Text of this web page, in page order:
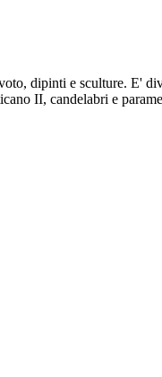
dipinti e sculture. E'
II, candelabri e